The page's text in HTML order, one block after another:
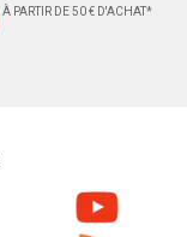
À PARTIR DE 50 € D'ACHAT*